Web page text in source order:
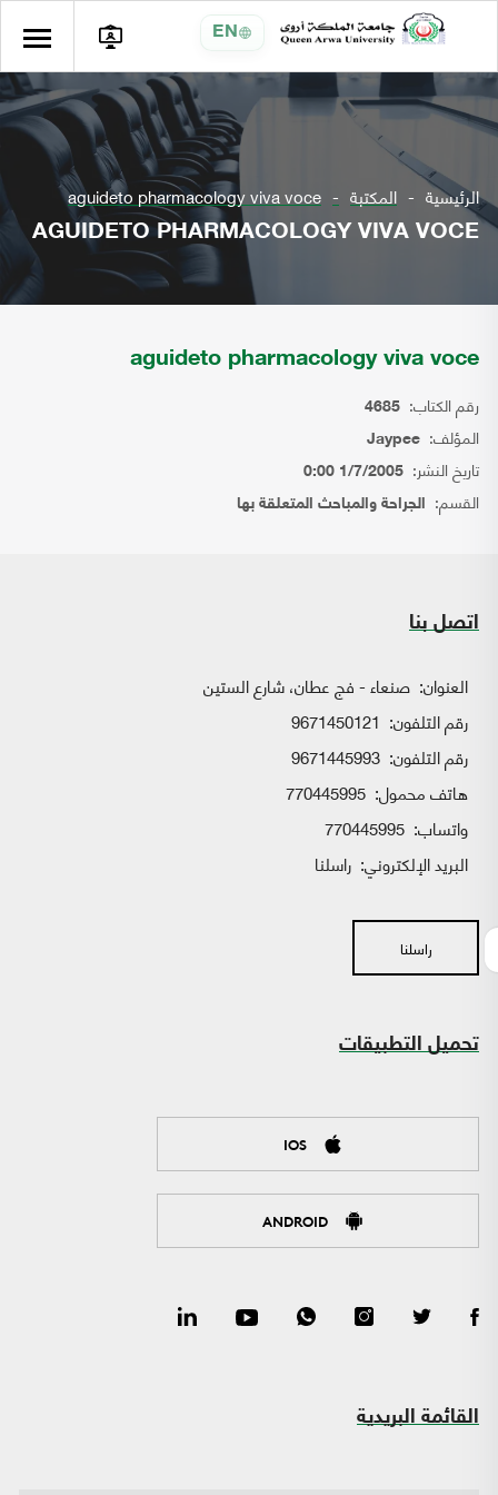
EN
الرئيسية المكتبة aguideto pharmacology viva voce
AGUIDETO PHARMACOLOGY VIVA VOCE
aguideto pharmacology viva voce
رقم الكتاب: 4685
المؤلف: Jaypee
تاريخ النشر: 1/7/2005 0:00
القسم: الجراحة والمباحث المتعلقة بها
اتصل بنا
العنوان: صنعاء - فج عطان، شارع الستين
رقم التلفون: 9671450121
رقم التلفون: 9671445993
هاتف محمول: 770445995
واتساب:
البريد الإلكتروني: راسلنا
راسلنا
تحميل التطبيقات
IOS
ANDROID
القائمة البريدية